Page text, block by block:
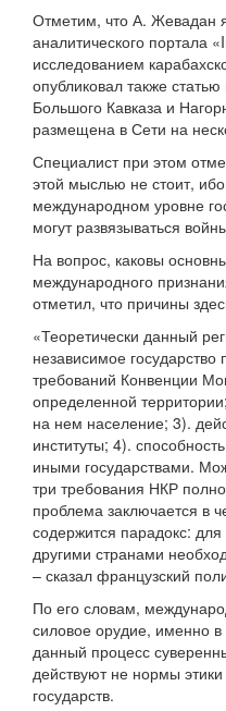
Отметим, что А. Жевадан
аналитического портала
исследованием
опубликовал также
Большого Кавказа и
размещена в Сети на
Специалист при этом
этой мыслью не стоит,
международном уровне
могут развязываться
На вопрос, каковы
международного
отметил, что причины
«Теоретически данный
независимое государство
требований Конвенции
определенной
на нем население; 3).
институты; 4).
иными государствами.
три требования НКР
проблема заключается в
содержится парадокс:
другими странами
– сказал французский
По его словам,
силовое орудие, именно в
данный процесс
действуют не нормы
государств.